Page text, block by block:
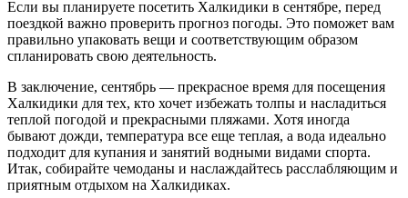
Если вы планируете посетить Халкидики в сентябре, перед
поездкой важно проверить прогноз погоды. Это поможет вам
правильно упаковать вещи и соответствующим образом
спланировать свою деятельность.
В заключение, сентябрь — прекрасное время для посещения
Халкидики для тех, кто хочет избежать толпы и насладиться
теплой погодой и прекрасными пляжами. Хотя иногда
бывают дожди, температура все еще теплая, а вода идеально
подходит для купания и занятий водными видами спорта.
Итак, собирайте чемоданы и наслаждайтесь расслабляющим и
приятным отдыхом на Халкидиках.